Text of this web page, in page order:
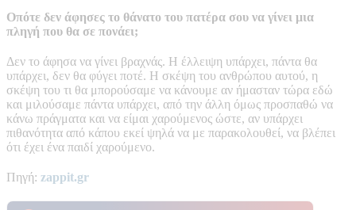
Οπότε δεν άφησες το θάνατο του πατέρα σου να γίνει μια
πληγή που θα σε πονάει;
Δεν το άφησα να γίνει βραχνάς. Η έλλειψη υπάρχει, πάντα θα
υπάρχει, δεν θα φύγει ποτέ. Η σκέψη του ανθρώπου αυτού, η
σκέψη του τι θα μπορούσαμε να κάνουμε αν ήμασταν τώρα εδώ
και μιλούσαμε πάντα υπάρχει, από την άλλη όμως προσπαθώ να
κάνω πράγματα και να είμαι χαρούμενος ώστε, αν υπάρχει
πιθανότητα από κάπου εκεί ψηλά να με παρακολουθεί, να βλέπει
ότι έχει ένα παιδί χαρούμενο.
Πηγή: zappit.gr